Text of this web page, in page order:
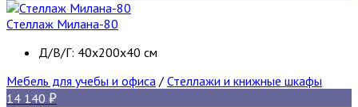
Стеллаж Милана-80
Д/В/Г: 40х200х40 см
Мебель для учебы и офиса / Стеллажи и книжные шкафы
14 140